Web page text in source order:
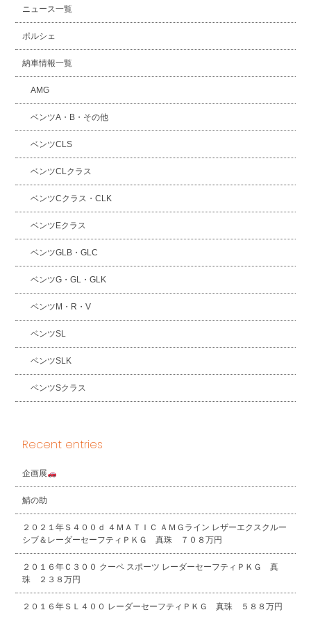
ニュース一覧
ポルシェ
納車情報一覧
AMG
ベンツA・B・その他
ベンツCLS
ベンツCLクラス
ベンツCクラス・CLK
ベンツEクラス
ベンツGLB・GLC
ベンツG・GL・GLK
ベンツM・R・V
ベンツSL
ベンツSLK
ベンツSクラス
Recent entries
企画展
鯖の助
２０２１年Ｓ４００ｄ ４ＭＡＴＩＣ ＡＭＧライン レザーエクスクルー
シブ＆レーダーセーフティＰＫＧ 真珠 ７０８万円
２０１６年Ｃ３００ クーペ スポーツ レーダーセーフティＰＫＧ 真
珠 ２３８万円
２０１６年ＳＬ４００ レーダーセーフティＰＫＧ 真珠 ５８８万円